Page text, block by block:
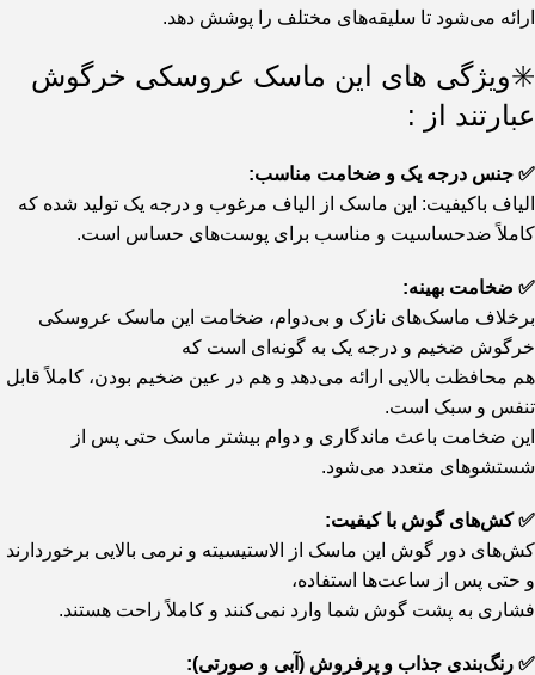
ارائه می‌شود تا سلیقه‌های مختلف را پوشش دهد.
✳️ویژگی های این ماسک عروسکی خرگوش
عبارتند از :
✅ جنس درجه یک و ضخامت مناسب:
الیاف باکیفیت: این ماسک از الیاف مرغوب و درجه یک تولید شده که
کاملاً ضدحساسیت و مناسب برای پوست‌های حساس است.
✅ ضخامت بهینه:
برخلاف ماسک‌های نازک و بی‌دوام، ضخامت این ماسک عروسکی
خرگوش ضخیم و درجه یک به گونه‌ای است که
هم محافظت بالایی ارائه می‌دهد و هم در عین ضخیم بودن، کاملاً قابل
تنفس و سبک است.
این ضخامت باعث ماندگاری و دوام بیشتر ماسک حتی پس از
شستشوهای متعدد می‌شود.
✅ کش‌های گوش با کیفیت:
کش‌های دور گوش این ماسک از الاستیسیته و نرمی بالایی برخوردارند
و حتی پس از ساعت‌ها استفاده،
فشاری به پشت گوش شما وارد نمی‌کنند و کاملاً راحت هستند.
✅ رنگ‌بندی جذاب و پرفروش (آبی و صورتی):